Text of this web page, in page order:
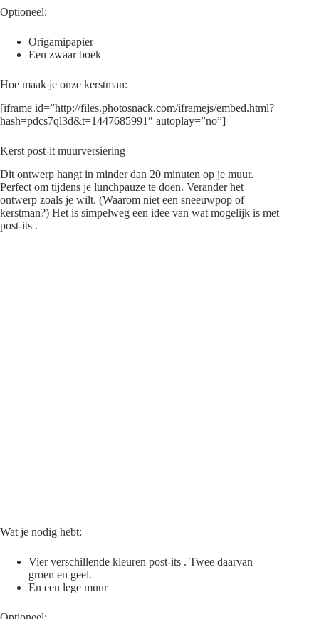
Optioneel:
Origamipapier
Een zwaar boek
Hoe maak je onze kerstman:
[iframe id=”http://files.photosnack.com/iframejs/embed.html?
hash=pdcs7ql3d&t=1447685991″ autoplay=”no”]
Kerst post-it muurversiering
Dit ontwerp hangt in minder dan 20 minuten op je muur.
Perfect om tijdens je lunchpauze te doen. Verander het
ontwerp zoals je wilt. (Waarom niet een sneeuwpop of
kerstman?) Het is simpelweg een idee van wat mogelijk is met
post-its .
Wat je nodig hebt:
Vier verschillende kleuren post-its . Twee daarvan
groen en geel.
En een lege muur